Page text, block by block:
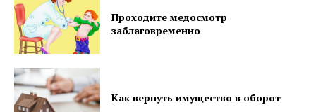
Проходите медосмотр
заблаговременно
Как вернуть имущество в оборот